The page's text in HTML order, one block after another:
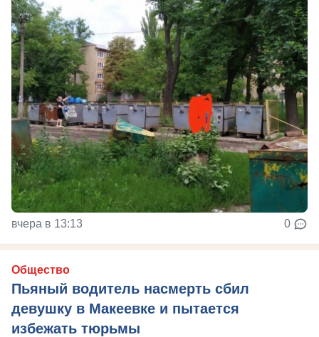
вчера в 13:13 0
Общество
Пьяный водитель насмерть сбил
девушку в Макеевке и пытается
избежать тюрьмы